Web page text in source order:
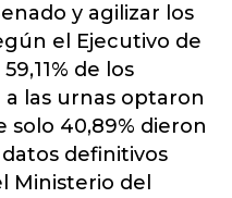
y agilizar los
el Ejecutivo de
de los
las urnas optaron
solo 40,89% dieron
definitivos
Ministerio del